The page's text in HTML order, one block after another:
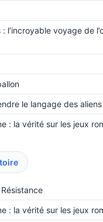
l’incroyable voyage de
le langage des aliens
: la vérité sur les jeux
: la vérité sur les jeux